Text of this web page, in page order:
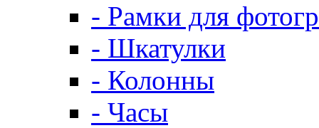
- Рамки для
- Шкатулки
- Колонны
- Часы